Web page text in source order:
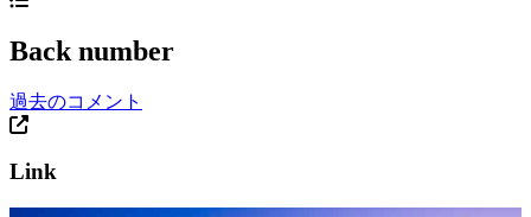
Back number
過去のコメント
Link